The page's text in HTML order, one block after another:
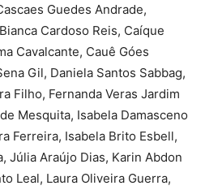
Guedes Andrade,
Cardoso Reis, Caíque
Cavalcante, Cauê Góes
Gil, Daniela Santos Sabbag,
Filho, Fernanda Veras Jardim
Mesquita, Isabela Damasceno
Ferreira, Isabela Brito Esbell,
Júlia Araújo Dias, Karin Abdon
Leal, Laura Oliveira Guerra,